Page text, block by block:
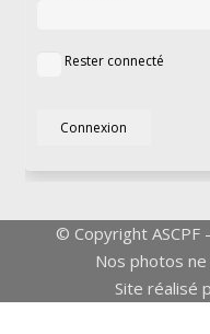
Rester connecté
Connexion
© Copyright
Nos photos
Site réalisé